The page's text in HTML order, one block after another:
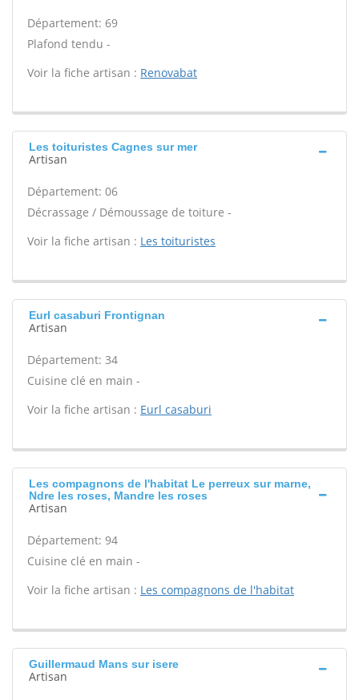
Département: 69
Plafond tendu -
Voir la fiche artisan : Renovabat
Les toituristes Cagnes sur mer
Artisan
Département: 06
Décrassage / Démoussage de toiture -
Voir la fiche artisan : Les toituristes
Eurl casaburi Frontignan
Artisan
Département: 34
Cuisine clé en main -
Voir la fiche artisan : Eurl casaburi
Les compagnons de l'habitat Le perreux sur marne,
Ndre les roses, Mandre les roses
Artisan
Département: 94
Cuisine clé en main -
Voir la fiche artisan : Les compagnons de l'habitat
Guillermaud Mans sur isere
Artisan